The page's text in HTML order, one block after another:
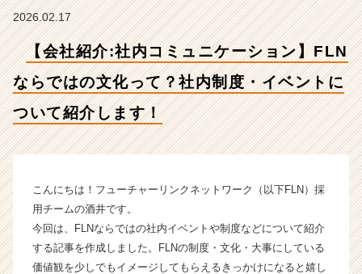
ベ
ン
ト
に
つ
い
し
す！
【株
式
2026.02.17
【会社紹介:社内コミュニケーション】FLN
ならではの文化って？社内制度・イベントに
ついて紹介します！
こんにちは！フューチャーリンクネットワーク（以下FLN）採
用チームの酒井です。
今回は、FLNならではの社内イベントや制度などについて紹介
する記事を作成しました。FLNの制度・文化・大事にしている
価値観を少しでもイメージしてもらえるきっかけになると嬉し